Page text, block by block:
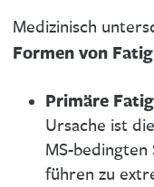
Medizinisch
Formen von
Primäre
Ursache ist
MS-bedingten
führen zu